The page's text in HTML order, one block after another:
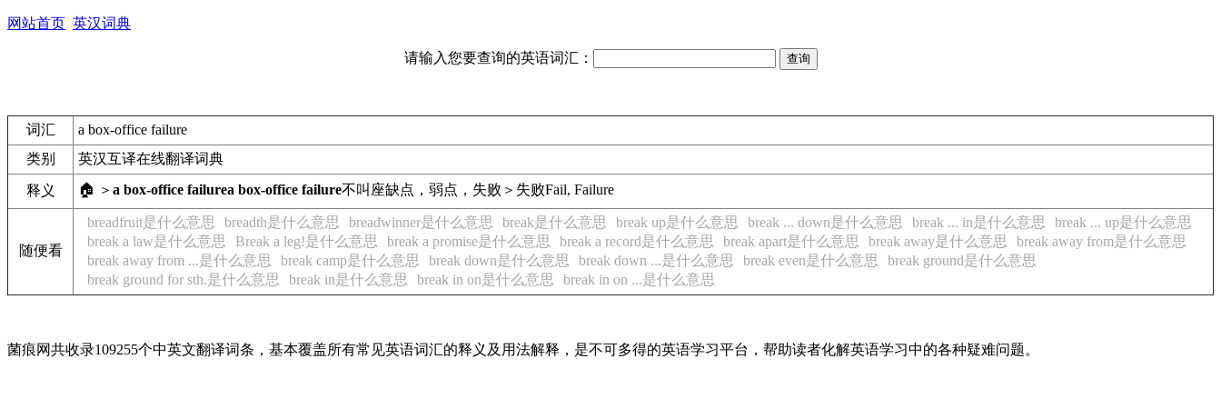
网站首页 英汉词典
请输入您要查询的英语词汇：
词汇
a box-office failure
类别
英汉互译在线翻译词典
释义 🏠 ＞ a box-office failurea box-office failure不叫座缺点，弱点，失败＞失败Fail, Failure
随便看
breadfruit是什么意思 breadth是什么意思 breadwinner是什么意思 break是什么意思 break up是什么意思 break ... down是什么意思 break ... in是什么意思
break ... up是什么意思
break a law是什么意思
Break a leg!是什么意思 break a promise是什么意思 break a record是什么意思 break apart是什么意思 break away是什么意思
break away from是什么意思
break away from ...是什么意思
break camp是什么意思 break down是什么意思 break down ...是什么意思 break even是什么意思
break ground是什么意思
break ground for sth.是什么意思
break in是什么意思 break in on是什么意思 break in on ...是什么意思
菌痕网共收录109255个中英文翻译词条，基本覆盖所有常见英语词汇的释义及用法解释，是不可多得的英语学习平台，帮助读者化解英语学习中的各种疑难问题。